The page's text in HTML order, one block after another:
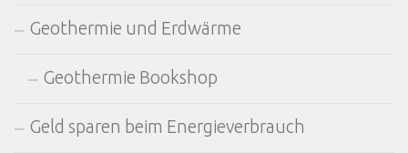
Geothermie und Erdwärme
Geothermie Bookshop
Geld sparen beim Energieverbrauch